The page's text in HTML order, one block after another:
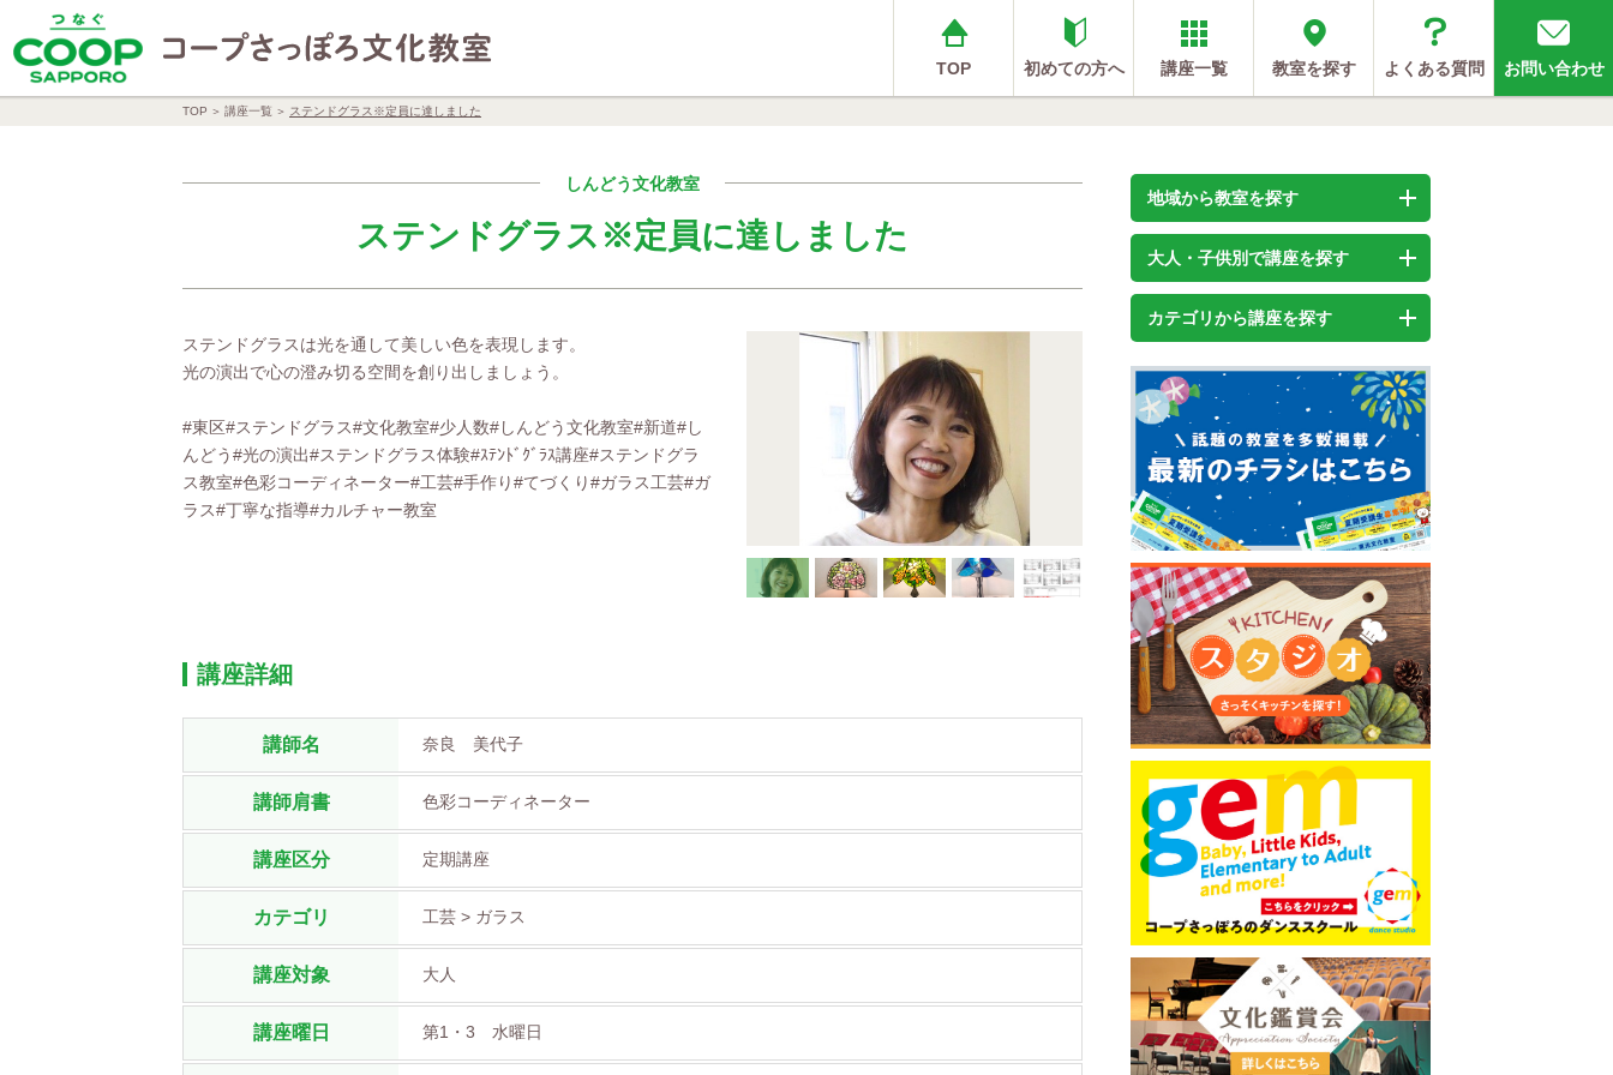
TOP 初めての方へ 講座一覧 教室を探す よくある質問 お問い合わせ
TOP 講座一覧 ステンドグラス※定員に達しました
しんどう文化教室
ステンドグラス※定員に達しました
ステンドグラスは光を通して美しい色を表現します。
光の演出で心の澄み切る空間を創り出しましょう。
#東区#ステンドグラス#文化教室#少人数#しんどう文化教室#新道#し
んどう#光の演出#ステンドグラス体験#ｽﾃﾝﾄﾞｸﾞﾗｽ講座#ステンドグラ
ス教室#色彩コーディネーター#工芸#手作り#てづくり#ガラス工芸#ガ
ラス#丁寧な指導#カルチャー教室
講座詳細
講師名 奈良 美代子
講師肩書 色彩コーディネーター
講座区分 定期講座
カテゴリ 工芸 > ガラス
講座対象 大人
講座曜日 第1・3 水曜日
地域から教室を探す
大人・子供別で講座を探す
カテゴリから講座を探す